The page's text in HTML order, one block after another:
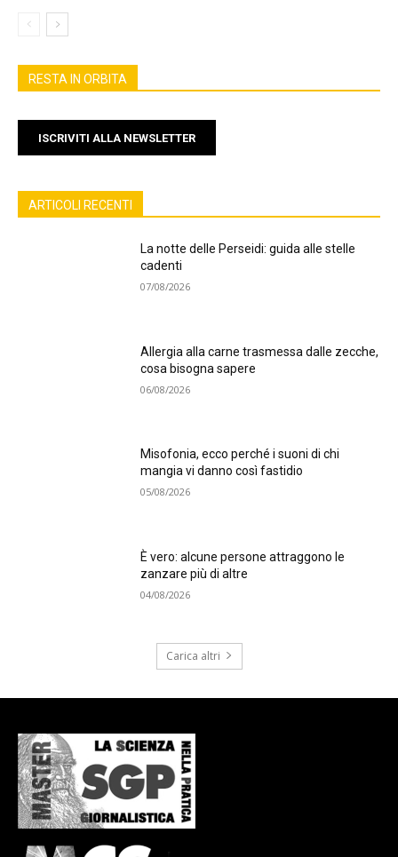
RESTA IN ORBITA
ISCRIVITI ALLA NEWSLETTER
ARTICOLI RECENTI
La notte delle Perseidi: guida alle stelle
cadenti
07/08/2026
Allergia alla carne trasmessa dalle zecche,
cosa bisogna sapere
06/08/2026
Misofonia, ecco perché i suoni di chi
mangia vi danno così fastidio
05/08/2026
È vero: alcune persone attraggono le
zanzare più di altre
04/08/2026
Carica altri